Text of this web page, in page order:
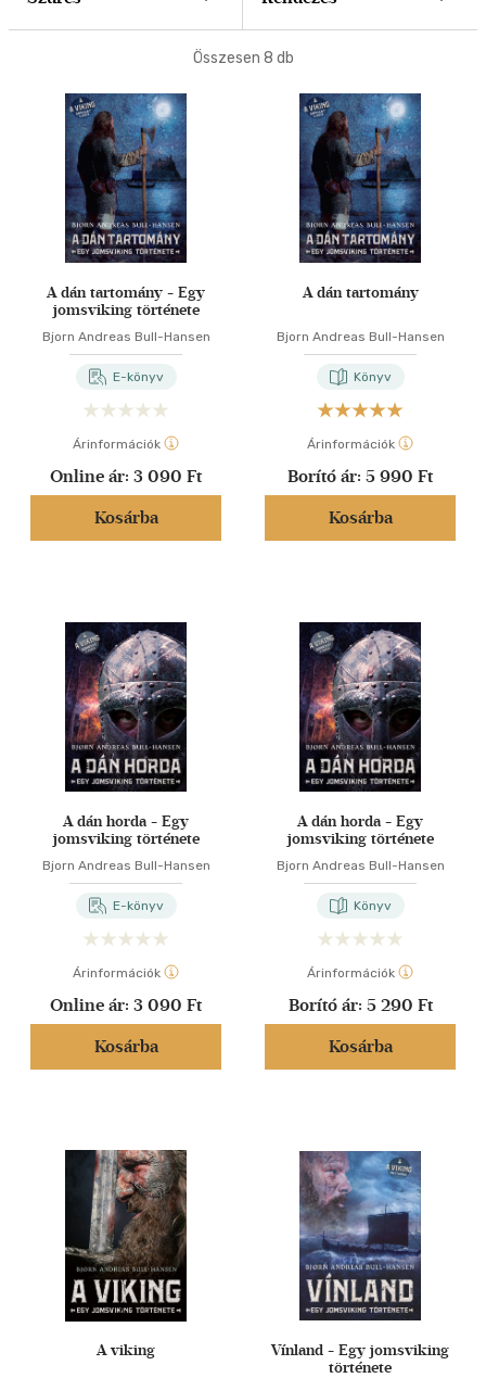
40 db / oldal
Összesen 8 db
A dán tartomány - Egy
jomsviking története
Bjorn Andreas Bull-Hansen
E-könyv
Árinformációk
Online ár: 3 090 Ft
Kosárba
A dán tartomány
Bjorn Andreas Bull-Hansen
Könyv
Árinformációk
Borító ár: 5 990 Ft
Kosárba
A dán horda - Egy
jomsviking története
Bjorn Andreas Bull-Hansen
E-könyv
Árinformációk
Online ár: 3 090 Ft
Kosárba
A dán horda - Egy
jomsviking története
Bjorn Andreas Bull-Hansen
Könyv
Árinformációk
Borító ár: 5 290 Ft
Kosárba
A viking
Vínland - Egy jomsviking
története